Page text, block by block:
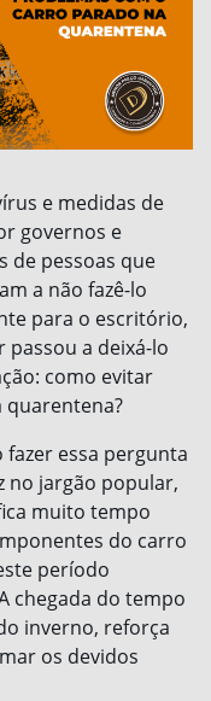
e medidas de
governos e
de pessoas que
a não fazê-lo
para o escritório,
a deixá-lo
como evitar
essa pergunta
no jargão popular,
muito tempo
do carro
período
chegada do tempo
inverno, reforça
os devidos